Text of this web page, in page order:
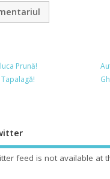
Prună!
feed is not available at